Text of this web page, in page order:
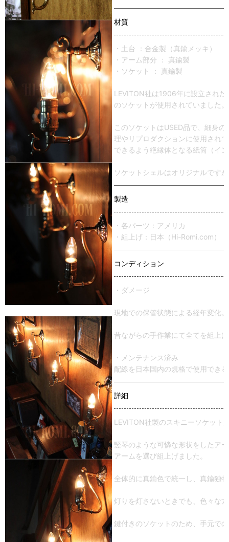
材質
・土台 ：合金製（真鍮メッキ）
・アーム部分 ： 真鍮製
・ソケット ： 真鍮製
LEVITON社は1906年に設立され
のソケットが使用されていました。
このソケットはUSED品で、細身
理やリプロダクションに使用され
できるよう絶縁体となる紙筒（イ
ソケットシェルはオリジナルです
製造
・各パーツ：アメリカ
・組上げ：日本（Hi-Romi.com）
コンディション
・ダメージ
現地での保管状態による経年変化
昔ながらの手作業にて全てを組上
・メンテナンス済み
配線を日本国内の規格で使用でき
詳細
LEVITON社製のスキニーソケット
竪琴のような可憐な形状をしたア
アームを選び組上げました。
全体的に真鍮色で統一し、真鍮独
灯りを灯さないときでも、色々な
鍵付きのソケットのため、手元で